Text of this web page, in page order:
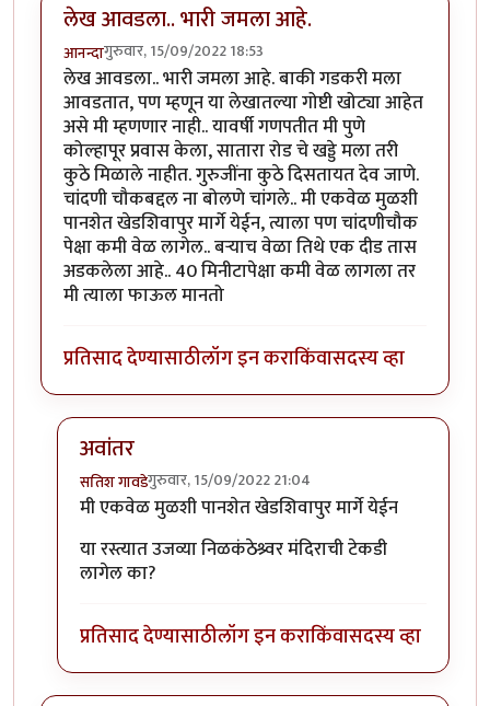
लेख आवडला.. भारी जमला आहे.
आनन्दागुरुवार, 15/09/2022 18:53
लेख आवडला.. भारी जमला आहे. बाकी गडकरी मला
आवडतात, पण म्हणून या लेखातल्या गोष्टी खोट्या आहेत
असे मी म्हणणार नाही.. यावर्षी गणपतीत मी पुणे
कोल्हापूर प्रवास केला, सातारा रोड चे खड्डे मला तरी
कुठे मिळाले नाहीत. गुरुजींना कुठे दिसतायत देव जाणे.
चांदणी चौकबद्दल ना बोलणे चांगले.. मी एकवेळ मुळशी
पानशेत खेडशिवापुर मार्गे येईन, त्याला पण चांदणीचौक
पेक्षा कमी वेळ लागेल.. बऱ्याच वेळा तिथे एक दीड तास
अडकलेला आहे.. 40 मिनीटापेक्षा कमी वेळ लागला तर
मी त्याला फाऊल मानतो
प्रतिसाद देण्यासाठीलॉग इन कराकिंवासदस्य व्हा
अवांतर
सतिश गावडेगुरुवार, 15/09/2022 21:04
In reply toलेख आवडला.. भारी जमला आहे.by
मी एकवेळ मुळशी पानशेत खेडशिवापुर मार्गे येईन
या रस्त्यात उजव्या निळकंठेश्र्वर मंदिराची टेकडी
लागेल का?
प्रतिसाद देण्यासाठीलॉग इन कराकिंवासदस्य व्हा